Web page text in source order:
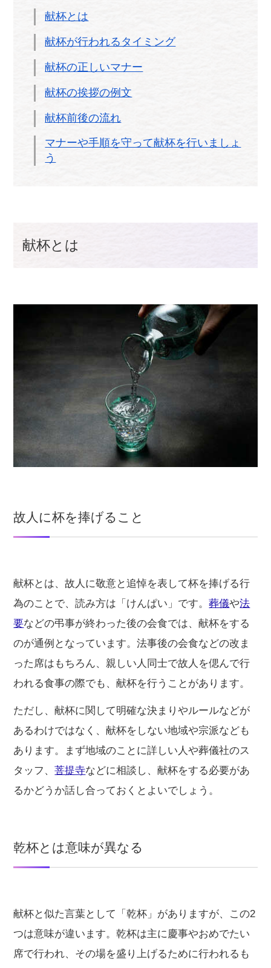
献杯とは
献杯が行われるタイミング
献杯の正しいマナー
献杯の挨拶の例文
献杯前後の流れ
マナーや手順を守って献杯を行いましょ
う
献杯とは
故人に杯を捧げること
献杯とは、故人に敬意と追悼を表して杯を捧げる行
為のことで、読み方は「けんぱい」です。葬儀や法
要などの弔事が終わった後の会食では、献杯をする
のが通例となっています。法事後の会食などの改ま
った席はもちろん、親しい人同士で故人を偲んで行
われる食事の際でも、献杯を行うことがあります。
ただし、献杯に関して明確な決まりやルールなどが
あるわけではなく、献杯をしない地域や宗派なども
あります。まず地域のことに詳しい人や葬儀社のス
タッフ、菩提寺などに相談し、献杯をする必要があ
るかどうか話し合っておくとよいでしょう。
乾杯とは意味が異なる
献杯と似た言葉として「乾杯」がありますが、この2
つは意味が違います。乾杯は主に慶事やおめでたい
席で行われ、その場を盛り上げるために行われるも